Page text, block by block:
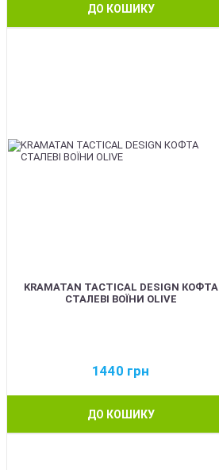
ДО КОШИКУ
KRAMATAN TACTICAL DESIGN КОФТА
СТАЛЕВІ ВОЇНИ OLIVE
1440 грн
ДО КОШИКУ